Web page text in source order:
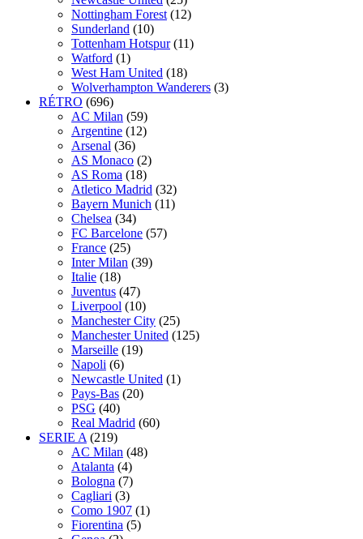
Nottingham Forest (12)
Sunderland (10)
Tottenham Hotspur (11)
Watford (1)
West Ham United (18)
Wolverhampton Wanderers (3)
RÉTRO (696)
AC Milan (59)
Argentine (12)
Arsenal (36)
AS Monaco (2)
AS Roma (18)
Atletico Madrid (32)
Bayern Munich (11)
Chelsea (34)
FC Barcelone (57)
France (25)
Inter Milan (39)
Italie (18)
Juventus (47)
Liverpool (10)
Manchester City (25)
Manchester United (125)
Marseille (19)
Napoli (6)
Newcastle United (1)
Pays-Bas (20)
PSG (40)
Real Madrid (60)
SERIE A (219)
AC Milan (48)
Atalanta (4)
Bologna (7)
Cagliari (3)
Como 1907 (1)
Fiorentina (5)